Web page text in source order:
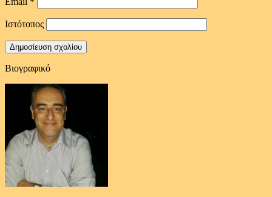
Ιστότοπος
Βιογραφικό